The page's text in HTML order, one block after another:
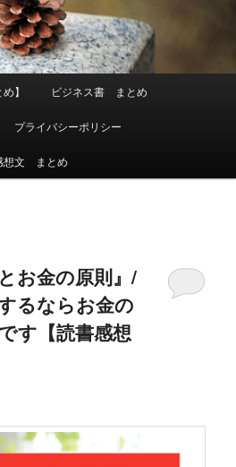
】 ビジネス書 まとめ
プライバシーポリシー
想文 まとめ
お金の原則』/
るならお金の
す【読書感想